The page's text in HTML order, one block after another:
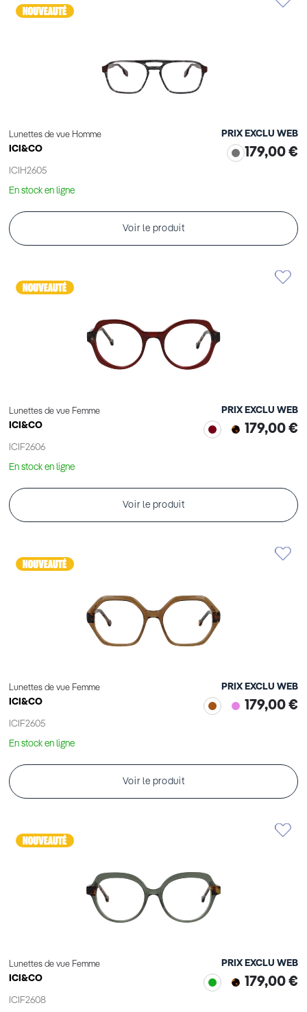
Lunettes de vue Homme
ICI&CO
ICIH2605
PRIX EXCLU WEB
179,00 €
En stock en ligne
Voir le produit
Lunettes de vue Femme
ICI&CO
ICIF2606
PRIX EXCLU WEB
179,00 €
En stock en ligne
Voir le produit
Lunettes de vue Femme
ICI&CO
ICIF2605
PRIX EXCLU WEB
179,00 €
En stock en ligne
Voir le produit
Lunettes de vue Femme
ICI&CO
ICIF2608
PRIX EXCLU WEB
179,00 €